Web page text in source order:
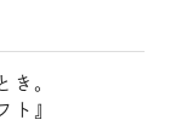
き。
ト』